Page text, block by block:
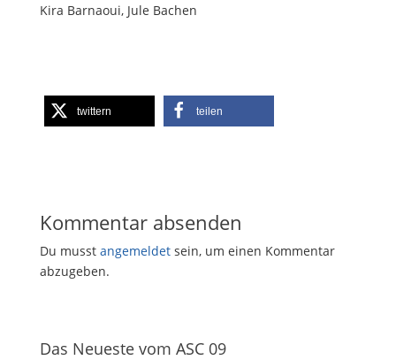
Kira Barnaoui, Jule Bachen
twittern teilen
Kommentar absenden
Du musst angemeldetsein, um einen Kommentar
abzugeben.
Das Neueste vom ASC 09